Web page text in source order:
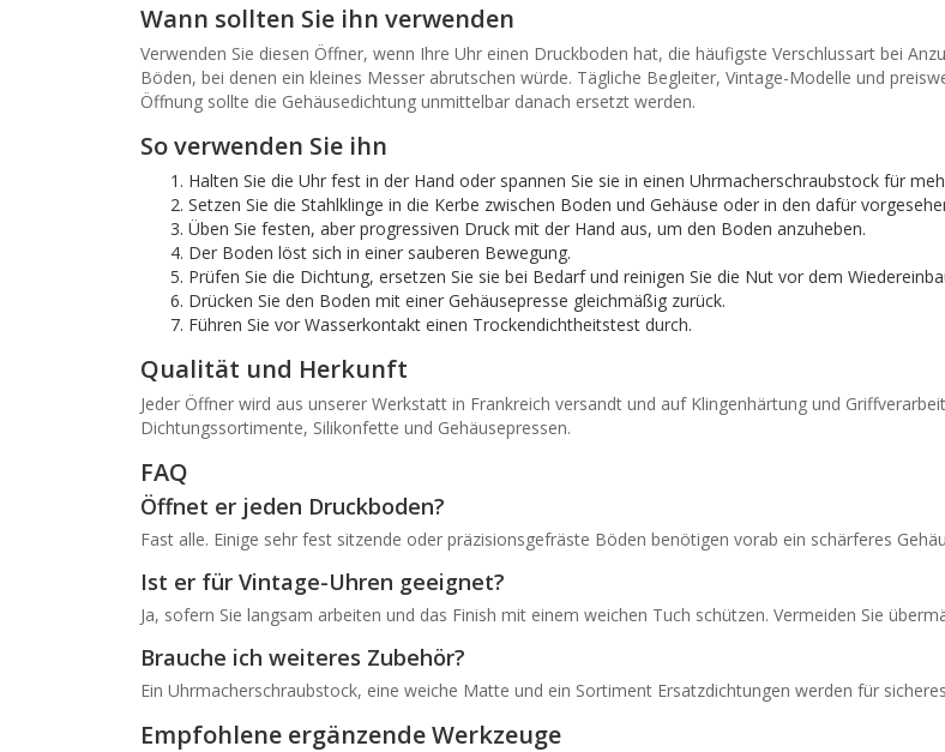
Wann sollten Sie ihn verwenden
Verwenden Sie diesen Öffner, wenn Ihre Uhr einen Druckboden hat, die häufigste Verschlussart bei
Böden, bei denen ein kleines Messer abrutschen würde. Tägliche Begleiter, Vintage-Modelle und
Öffnung sollte die Gehäusedichtung unmittelbar danach ersetzt werden.
So verwenden Sie ihn
Halten Sie die Uhr fest in der Hand oder spannen Sie sie in einen Uhrmacherschraubstock für
Setzen Sie die Stahlklinge in die Kerbe zwischen Boden und Gehäuse oder in den dafür
Üben Sie festen, aber progressiven Druck mit der Hand aus, um den Boden anzuheben.
Der Boden löst sich in einer sauberen Bewegung.
Prüfen Sie die Dichtung, ersetzen Sie sie bei Bedarf und reinigen Sie die Nut vor dem
Drücken Sie den Boden mit einer Gehäusepresse gleichmäßig zurück.
Führen Sie vor Wasserkontakt einen Trockendichtheitstest durch.
Qualität und Herkunft
Jeder Öffner wird aus unserer Werkstatt in Frankreich versandt und auf Klingenhärtung und
Dichtungssortimente, Silikonfette und Gehäusepressen.
FAQ
Öffnet er jeden Druckboden?
Fast alle. Einige sehr fest sitzende oder präzisionsgefräste Böden benötigen vorab ein schärferes
Ist er für Vintage-Uhren geeignet?
Ja, sofern Sie langsam arbeiten und das Finish mit einem weichen Tuch schützen. Vermeiden Sie
Brauche ich weiteres Zubehör?
Ein Uhrmacherschraubstock, eine weiche Matte und ein Sortiment Ersatzdichtungen werden für
Empfohlene ergänzende Werkzeuge